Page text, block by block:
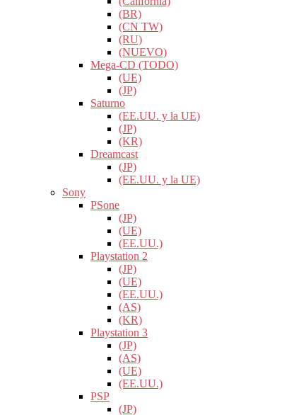
(BR)
(CN TW)
(RU)
(NUEVO)
Mega-CD (TODO)
(UE)
(JP)
Saturno
(EE.UU. y la UE)
(JP)
(KR)
Dreamcast
(JP)
(EE.UU. y la UE)
Sony
PSone
(JP)
(UE)
(EE.UU.)
Playstation 2
(JP)
(UE)
(EE.UU.)
(AS)
(KR)
Playstation 3
(JP)
(AS)
(UE)
(EE.UU.)
PSP
(JP)